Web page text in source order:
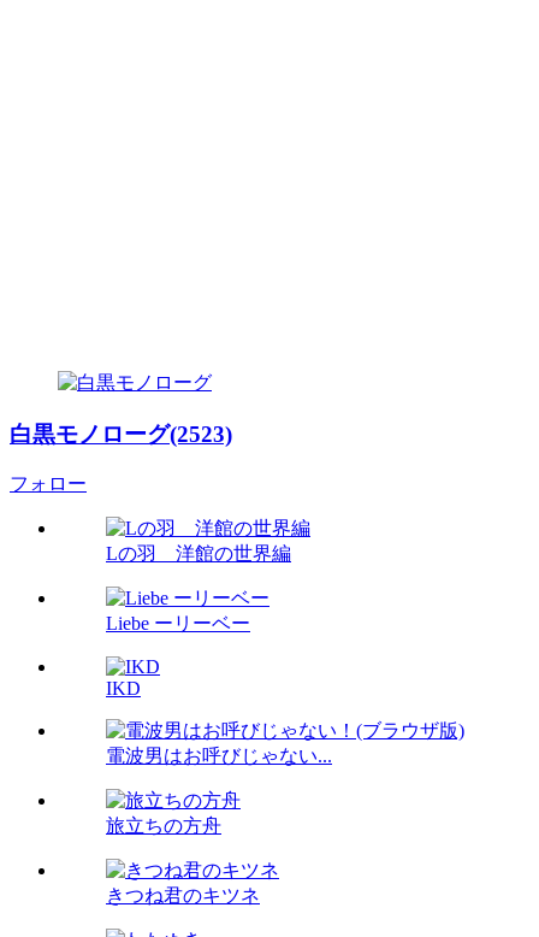
白黒モノローグ(2523)
フォロー
Lの羽 洋館の世界編
Liebe ーリーベー
IKD
電波男はお呼びじゃない...
旅立ちの方舟
きつね君のキツネ